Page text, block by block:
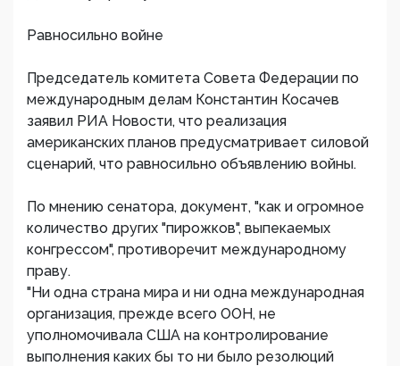
Равносильно войне
Председатель комитета Совета Федерации по
международным делам Константин Косачев
заявил РИА Новости, что реализация
американских планов предусматривает силовой
сценарий, что равносильно объявлению войны.
По мнению сенатора, документ, "как и огромное
количество других "пирожков", выпекаемых
конгрессом", противоречит международному
праву.
"Ни одна страна мира и ни одна международная
организация, прежде всего ООН, не
уполномочивала США на контролирование
выполнения каких бы то ни было резолюций